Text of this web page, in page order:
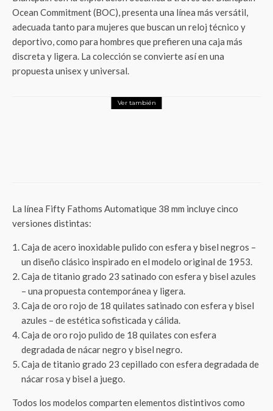
Ocean Commitment (BOC), presenta una línea más versátil,
adecuada tanto para mujeres que buscan un reloj técnico y
deportivo, como para hombres que prefieren una caja más
discreta y ligera. La colección se convierte así en una
propuesta unisex y universal.
Ver también
La línea Fifty Fathoms Automatique 38 mm incluye cinco
versiones distintas:
Caja de acero inoxidable pulido con esfera y bisel negros –
un diseño clásico inspirado en el modelo original de 1953.
Caja de titanio grado 23 satinado con esfera y bisel azules
– una propuesta contemporánea y ligera.
Caja de oro rojo de 18 quilates satinado con esfera y bisel
azules – de estética sofisticada y cálida.
Caja de oro rojo pulido de 18 quilates con esfera
degradada de nácar negro y bisel negro.
Caja de titanio grado 23 cepillado con esfera degradada de
nácar rosa y bisel a juego.
Todos los modelos comparten elementos distintivos como